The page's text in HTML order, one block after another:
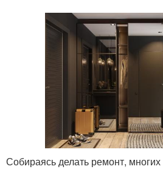
Собираясь делать ремонт,